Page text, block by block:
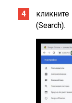
(Search).